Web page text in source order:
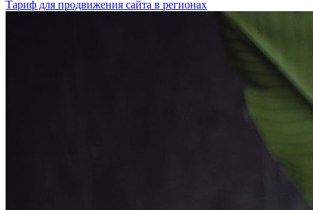
Тариф для продвижения сайта в регионах